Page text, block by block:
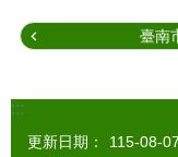
臺南
:::
更新日期： 115-08-07